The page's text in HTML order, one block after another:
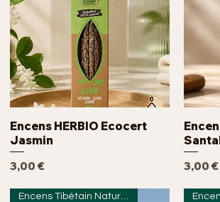
Aperçu rapide
Encens HERBIO Ecocert
Jasmin
Prix
3,00 € Prix
3,00 €
Encens Tibétain Naturels